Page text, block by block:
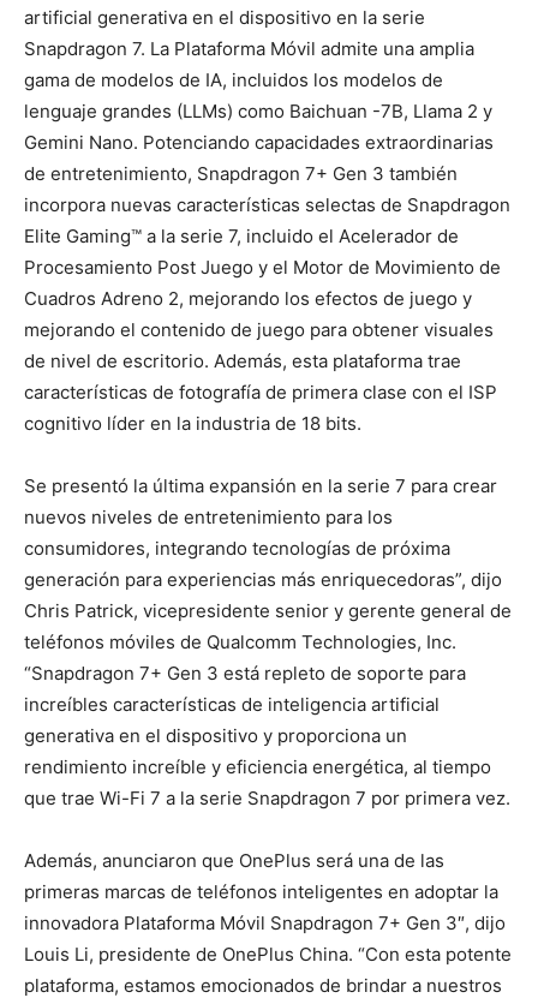
artificial generativa en el dispositivo en la serie
Snapdragon 7. La Plataforma Móvil admite una amplia
gama de modelos de IA, incluidos los modelos de
lenguaje grandes (LLMs) como Baichuan -7B, Llama 2 y
Gemini Nano. Potenciando capacidades extraordinarias
de entretenimiento, Snapdragon 7+ Gen 3 también
incorpora nuevas características selectas de Snapdragon
Elite Gaming™ a la serie 7, incluido el Acelerador de
Procesamiento Post Juego y el Motor de Movimiento de
Cuadros Adreno 2, mejorando los efectos de juego y
mejorando el contenido de juego para obtener visuales
de nivel de escritorio. Además, esta plataforma trae
características de fotografía de primera clase con el ISP
cognitivo líder en la industria de 18 bits.
Se presentó la última expansión en la serie 7 para crear
nuevos niveles de entretenimiento para los
consumidores, integrando tecnologías de próxima
generación para experiencias más enriquecedoras”, dijo
Chris Patrick, vicepresidente senior y gerente general de
teléfonos móviles de Qualcomm Technologies, Inc.
“Snapdragon 7+ Gen 3 está repleto de soporte para
increíbles características de inteligencia artificial
generativa en el dispositivo y proporciona un
rendimiento increíble y eficiencia energética, al tiempo
que trae Wi-Fi 7 a la serie Snapdragon 7 por primera vez.
Además, anunciaron que OnePlus será una de las
primeras marcas de teléfonos inteligentes en adoptar la
innovadora Plataforma Móvil Snapdragon 7+ Gen 3″, dijo
Louis Li, presidente de OnePlus China. “Con esta potente
plataforma, estamos emocionados de brindar a nuestros